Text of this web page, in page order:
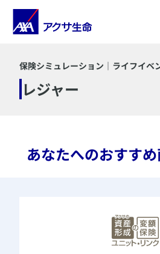
保険シミュレーション｜ライフイベ
レジャー
あなたへのおすす